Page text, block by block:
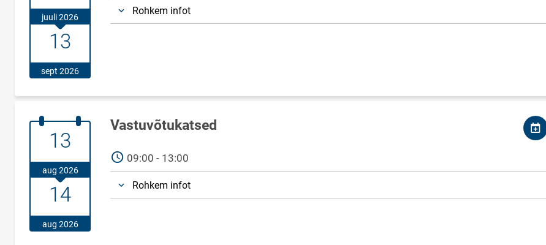
juuli 2026
13.september.2026
13
sept 2026
Rohkem infot
13.august.2026
13
aug 2026
14.august.2026
14
aug 2026
Vastuvõtukatsed
AEG09:00 - 13:00
Rohkem infot